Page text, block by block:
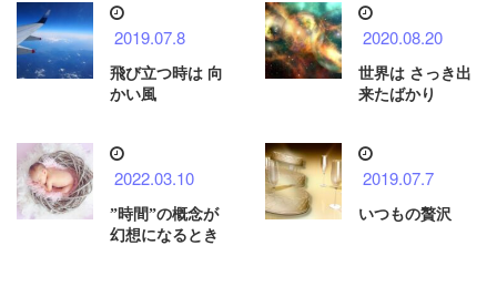
2019.07.8
飛び立つ時は 向
かい風
2020.08.20
世界は さっき出
来たばかり
2022.03.10
”時間”の概念が
幻想になるとき
2019.07.7
いつもの贅沢